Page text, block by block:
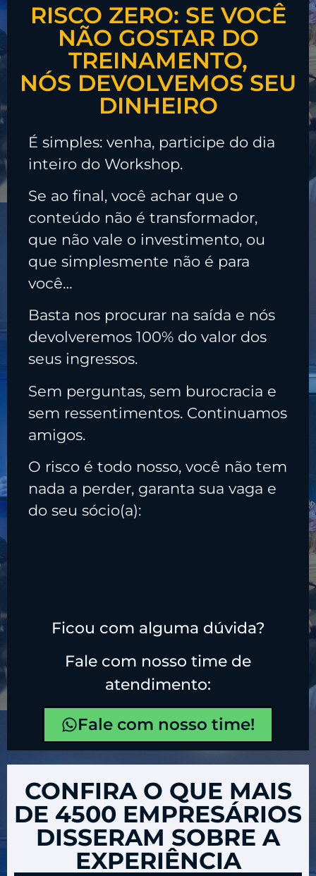
RISCO ZERO: SE VOCÊ
NÃO GOSTAR DO
TREINAMENTO,
NÓS DEVOLVEMOS SEU
DINHEIRO
É simples: venha, participe do dia
inteiro do Workshop.
Se ao final, você achar que o
conteúdo não é transformador,
que não vale o investimento, ou
que simplesmente não é para
você…
Basta nos procurar na saída e nós
devolveremos 100% do valor dos
seus ingressos.
Sem perguntas, sem burocracia e
sem ressentimentos. Continuamos
amigos.
O risco é todo nosso, você não tem
nada a perder, garanta sua vaga e
do seu sócio(a):
Ficou com alguma dúvida?
Fale com nosso time de
atendimento:
Fale com nosso time!
CONFIRA O QUE MAIS
DE 4500 EMPRESÁRIOS
DISSERAM SOBRE A
EXPERIÊNCIA